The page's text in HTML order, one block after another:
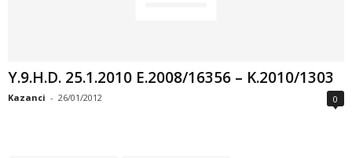
Y.9.H.D. 25.1.2010 E.2008/16356 – K.2010/1303
Kazanci - 26/01/2012 0